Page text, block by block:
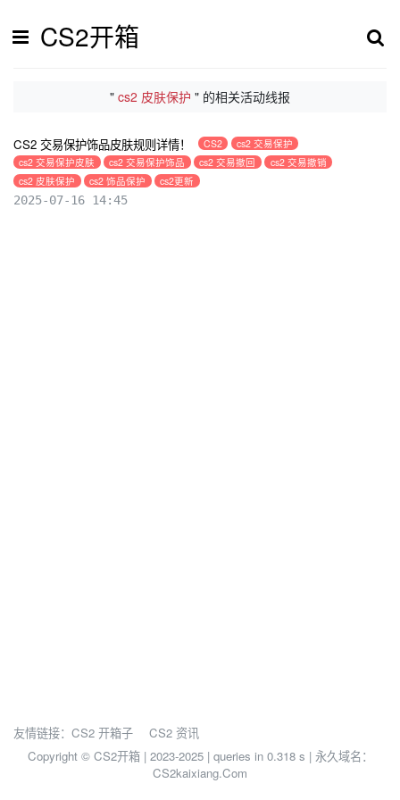
CS2开箱
" cs2 皮肤保护 " 的相关活动线报
CS2 交易保护饰品皮肤规则详情！ CS2
cs2 交易保护
cs2 交易保护皮肤
cs2 交易保护饰品 cs2 交易撤回
cs2 交易撤销
cs2 皮肤保护
cs2 饰品保护 cs2更新
2025-07-16 14:45
友情链接： CS2 开箱子
CS2 资讯
Copyright © CS2开箱 | 2023-2025 | queries in 0.318 s | 永久域名：
CS2kaixiang.Com